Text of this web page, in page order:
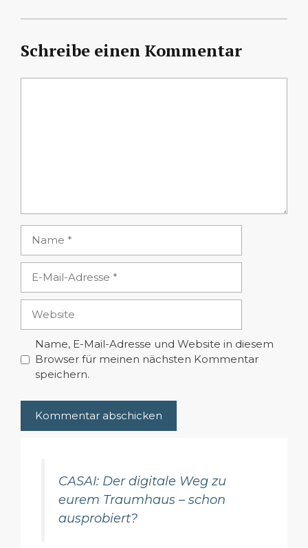
Schreibe einen Kommentar
Mail-
Adresse
Name, E-Mail-Adresse und Website in diesem
Browser für meinen nächsten Kommentar
speichern.
CASAI: Der digitale Weg zu
eurem Traumhaus – schon
ausprobiert?